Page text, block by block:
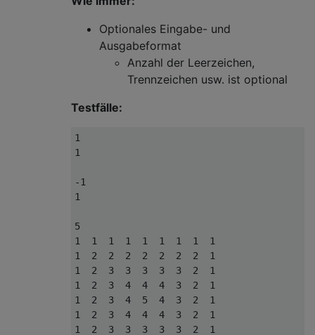
Optionales Eingabe- und
Ausgabeformat
Anzahl der Leerzeichen,
Trennzeichen usw. ist optional
Testfälle:
1
1
-1
1
5
1  1  1  1  1  1  1  1  1
1  2  2  2  2  2  2  2  1
1  2  3  3  3  3  3  2  1
1  2  3  4  4  4  3  2  1
1  2  3  4  5  4  3  2  1
1  2  3  4  4  4  3  2  1
1  2  3  3  3  3  3  2  1